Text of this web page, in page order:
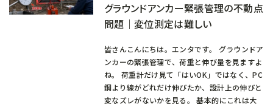
グラウンドアンカー緊張管理の不動点
問題｜変位測定は難しい
皆さんこんにちは。エンタです。 グラウンドア
ンカーの緊張管理で、荷重と伸び量を見ますよ
ね。 荷重計だけ見て「はいOK」ではなく、PC
鋼より線がどれだけ伸びたか、設計上の伸びと
変なズレがないかを見る。 基本的にこれは大